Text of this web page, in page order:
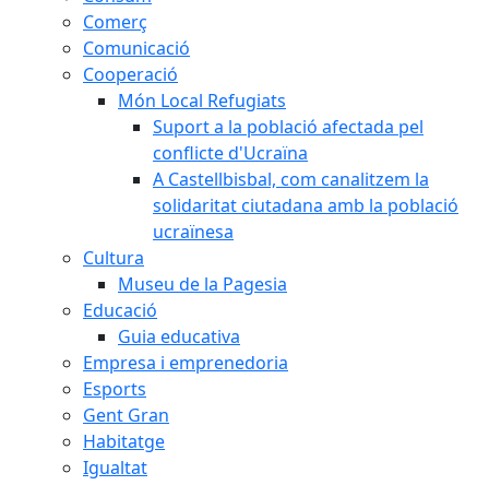
Comerç
Comunicació
Cooperació
Món Local Refugiats
Suport a la població afectada pel
conflicte d'Ucraïna
A Castellbisbal, com canalitzem la
solidaritat ciutadana amb la població
ucraïnesa
Cultura
Museu de la Pagesia
Educació
Guia educativa
Empresa i emprenedoria
Esports
Gent Gran
Habitatge
Igualtat